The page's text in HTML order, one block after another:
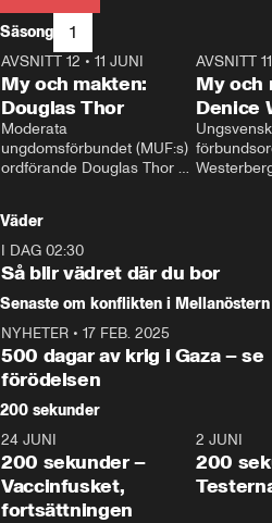
Säsong 1
26:27
AVSNITT 12 • 11 JUNI
My och makten:
Douglas Thor
Moderata
ungdomsförbundet (MUF:s)
ordförande Douglas Thor
tonårsutvisningarna och hur
Moderaterna ska locka
väljare till valet i höst.
AVSNITT 11
My och
Denice
Väder
I DAG 02:30
Så blir vädret där du bor
Senaste om konflikten i Mellanöstern
NYHETER • 17 FEB. 2025
500 dagar av krig i Gaza – se
förödelsen
200 sekunder
5:00
24 JUNI
200 sekunder –
Vaccinfusket,
fortsättningen
2 JUNI
200